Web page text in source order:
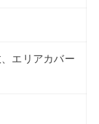
エリアカバー